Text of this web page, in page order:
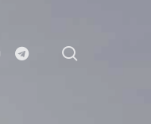
Telegram